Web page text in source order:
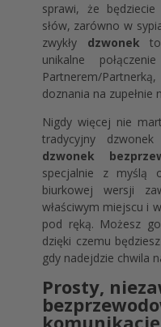
sprawi, że
słów, zarówno w
zwykły dzwonek
unikalne
Partnerem/
doznania na
Nigdy więcej nie
tradycyjny
dzwonek
specjalnie z myślą
biurkowej wersji
właściwym miejscu i
pod ręką. Możesz
dzięki czemu
gdy nadejdzie chwila
Prosty,